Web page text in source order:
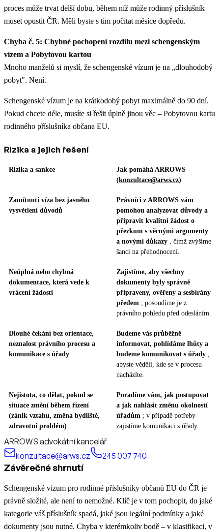
proces může trvat delší dobu, během níž může rodinný příslušník
muset opustit ČR. Měli byste s tím počítat měsíce dopředu.
Chyba č. 5: Chybné pochopení rozdílu mezi schengenským
vízem a Pobytovou kartou
Mnoho manželů si myslí, že schengenské vízum je na „dlouhodobý
pobyt". Není.
Schengenské vízum je na krátkodobý pobyt maximálně do 90 dní.
Pokud chcete déle, musíte si řešit úplně jinou věc – Pobytovou kartu
rodinného příslušníka občana EU.
Rizika a jejich řešení
Rizika a sankce
Jak pomáhá ARROWS
(konzultace@arws.cz)
Zamítnutí víza bez jasného
vysvětlení důvodů
Právníci z ARROWS vám
pomohou analyzovat důvody a
připravit kvalitní žádost o
přezkum s věcnými argumenty
a novými důkazy
, čímž zvýšíme
šanci na přehodnocení.
Neúplná nebo chybná
dokumentace, která vede k
vrácení žádosti
Zajistíme, aby všechny
dokumenty byly správně
připraveny, ověřeny a sesbírány
předem ; posoudíme je z
právního pohledu před odesláním.
Dlouhé čekání bez orientace,
neznalost právního procesu a
komunikace s úřady
Budeme vás průběžně
informovat, pohlídáme lhůty a
budeme komunikovat s úřady
abyste věděli, kde se v procesu
nacházíte.
Nejistota, co dělat, pokud se
situace změní během řízení
(zánik vztahu, změna bydliště,
zdravotní problém)
Poradíme vám, jak postupovat
a jak nahlásit změnu okolností
úřadům ; v případě potřeby
zajistíme komunikaci s úřady.
ARROWS advokátní kancelář
konzultace@arws.cz
245 007 740
Závěrečné shrnutí
Schengenské vízum pro rodinné příslušníky občanů EU do ČR je
právně složité, ale není to nemožné. Klíč je v tom pochopit, do jaké
kategorie váš příslušník spadá, jaké jsou legální podmínky a jaké
dokumenty jsou nutné. Chyba v kterémkoliv bodě – v klasifikaci, v